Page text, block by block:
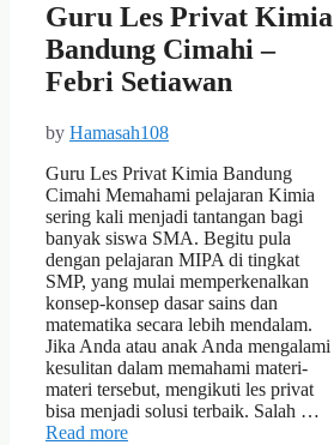
Guru Les Privat Kimia
Bandung Cimahi –
Febri Setiawan
by Hamasah108
Guru Les Privat Kimia Bandung
Cimahi Memahami pelajaran Kimia
sering kali menjadi tantangan bagi
banyak siswa SMA. Begitu pula
dengan pelajaran MIPA di tingkat
SMP, yang mulai memperkenalkan
konsep-konsep dasar sains dan
matematika secara lebih mendalam.
Jika Anda atau anak Anda mengalami
kesulitan dalam memahami materi-
materi tersebut, mengikuti les privat
bisa menjadi solusi terbaik. Salah …
Read more